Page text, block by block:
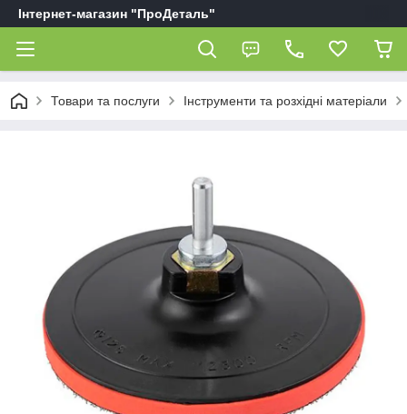
Інтернет-магазин "ПроДеталь"
Товари та послуги Інструменти та розхідні матеріали